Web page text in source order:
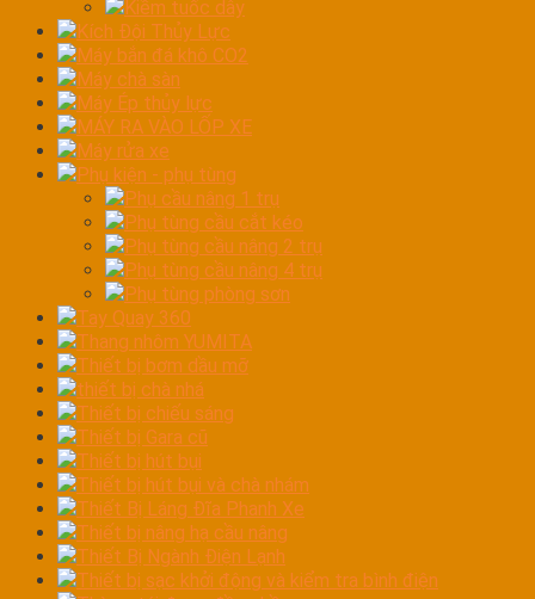
Kiềm tuốc dây
Kích Đội Thủy Lực
Máy bắn đá khô CO2
Máy chà sàn
Máy Ép thủy lực
MÁY RA VÀO LỐP XE
Máy rửa xe
Phụ kiện - phụ tùng
Phụ cầu nâng 1 trụ
Phụ tùng cầu cắt kéo
Phụ tùng cầu nâng 2 trụ
Phụ tùng cầu nâng 4 trụ
Phụ tùng phòng sơn
Tay Quay 360
Thang nhôm YUMITA
Thiết bị bơm dầu mỡ
thiết bị chà nhá
Thiết bị chiếu sáng
Thiết bị Gara cũ
Thiết bị hút bụi
Thiết bị hút bụi và chà nhám
Thiết Bị Láng Đĩa Phanh Xe
Thiết bị nâng hạ cầu nâng
Thiết Bị Ngành Điện Lạnh
Thiết bị sạc khởi động và kiểm tra bình điện